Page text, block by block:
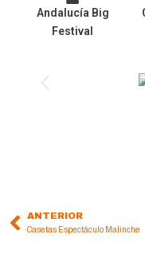
Andalucía Big
Festival
Prev
ANTERIOR
Casetas Espectáculo Malinche